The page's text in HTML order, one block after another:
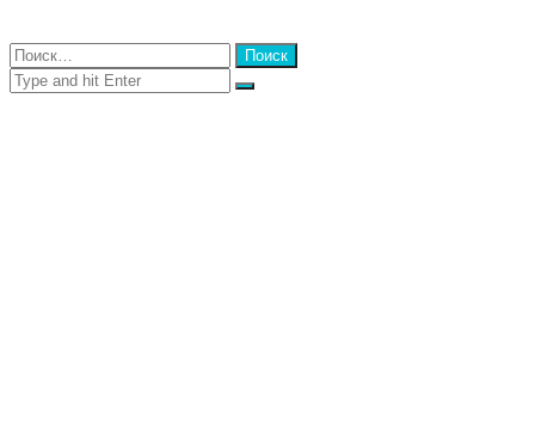
Close
Найти:
Close
Search